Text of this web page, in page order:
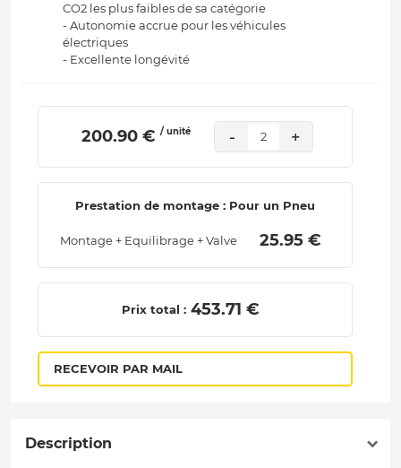
CO2 les plus faibles de sa catégorie
- Autonomie accrue pour les véhicules
électriques
- Excellente longévité
200.90 € / unité - 2 +
Prestation de montage : Pour un Pneu
Montage + Equilibrage + Valve 25.95 €
Prix total : 453.71 €
RECEVOIR PAR MAIL
Description